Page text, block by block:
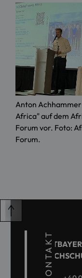
Anton
Africa" auf dem
Forum vor. Foto:
Forum.
KONTAKT